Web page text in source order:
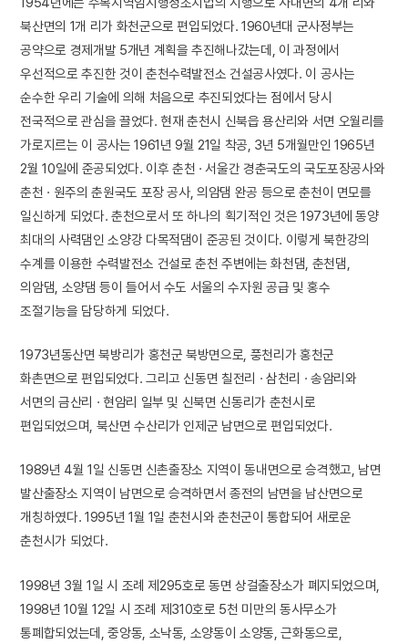
북산면의 1개 리가 화천군으로 편입되었다. 1960년대 군사정부는
공약으로 경제개발 5개년 계획을 추진해나갔는데, 이 과정에서
우선적으로 추진한 것이 춘천수력발전소 건설공사였다. 이 공사는
순수한 우리 기술에 의해 처음으로 추진되었다는 점에서 당시
전국적으로 관심을 끌었다. 현재 춘천시 신북읍 용산리와 서면 오월리를
가로지르는 이 공사는 1961년 9월 21일 착공, 3년 5개월만인 1965년
2월 10일에 준공되었다. 이후 춘천 · 서울간 경춘국도의 국도포장공사와
춘천 · 원주의 춘원국도 포장 공사, 의암댐 완공 등으로 춘천이 면모를
일신하게 되었다. 춘천으로서 또 하나의 획기적인 것은 1973년에 동양
최대의 사력댐인 소양강 다목적댐이 준공된 것이다. 이렇게 북한강의
수계를 이용한 수력발전소 건설로 춘천 주변에는 화천댐, 춘천댐,
의암댐, 소양댐 등이 들어서 수도 서울의 수자원 공급 및 홍수
조절기능을 담당하게 되었다.
1973년동산면 북방리가 홍천군 북방면으로, 풍천리가 홍천군
화촌면으로 편입되었다. 그리고 신동면 칠전리 · 삼천리 · 송암리와
서면의 금산리 · 현암리 일부 및 신북면 신동리가 춘천시로
편입되었으며, 북산면 수산리가 인제군 남면으로 편입되었다.
1989년 4월 1일 신동면 신촌출장소 지역이 동내면으로 승격했고, 남면
발산출장소 지역이 남면으로 승격하면서 종전의 남면을 남산면으로
개칭하였다. 1995년 1월 1일 춘천시와 춘천군이 통합되어 새로운
춘천시가 되었다.
1998년 3월 1일 시 조례 제295호로 동면 상걸출장소가 폐지되었으며,
1998년 10월 12일 시 조례 제310호로 5천 미만의 동사무소가
통폐합되었는데, 중앙동, 소낙동, 소양동이 소양동, 근화동으로,